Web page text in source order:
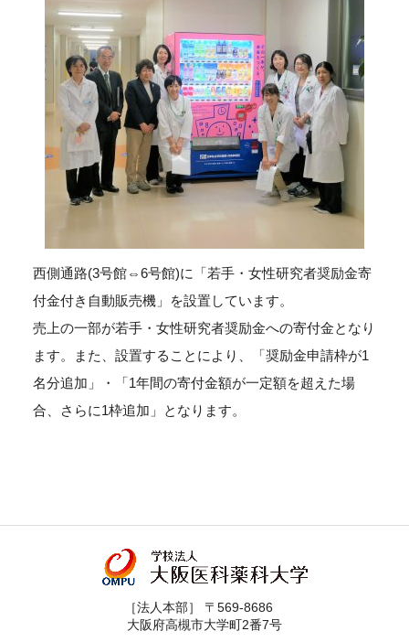
西側通路(3号館⇔6号館)に「若手・女性研究者奨励金寄
付金付き自動販売機」を設置しています。
売上の一部が若手・女性研究者奨励金への寄付金となり
ます。また、設置することにより、「奨励金申請枠が1
名分追加」・「1年間の寄付金額が一定額を超えた場
合、さらに1枠追加」となります。
［法人本部］ 〒569-8686
大阪府高槻市大学町2番7号